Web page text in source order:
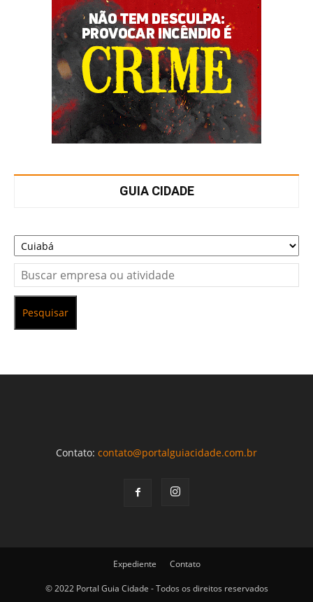
GUIA CIDADE
Pesquisar
Contato: contato@portalguiacidade.com.br
Expediente Contato
© 2022 Portal Guia Cidade - Todos os direitos reservados